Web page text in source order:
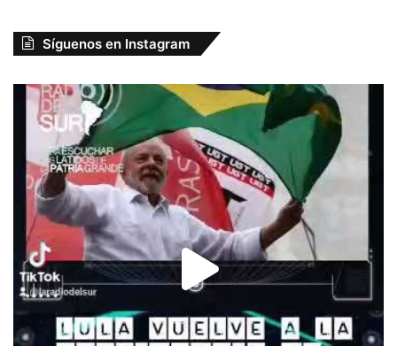
Síguenos en Instagram